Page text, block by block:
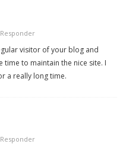
Responder
visitor of your blog and
time to maintain the nice site. I
a really long time.
Responder